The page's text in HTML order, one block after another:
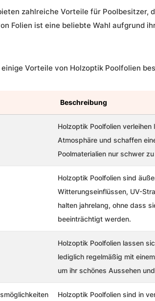
zahlreiche Vorteile für Poolbesitzer,
Folien ist eine beliebte Wahl aufgrund
einige Vorteile von Holzoptik Poolfolien
Beschreibung
Holzoptik Poolfolien
Atmosphäre und schaffen
Poolmaterialien nur schwer
Holzoptik Poolfolien sind
Witterungseinflüssen, UV-
halten jahrelang, ohne dass
beeinträchtigt werden.
Holzoptik Poolfolien lassen
lediglich regelmäßig mit
um ihr schönes Aussehen
Holzoptik Poolfolien sind in